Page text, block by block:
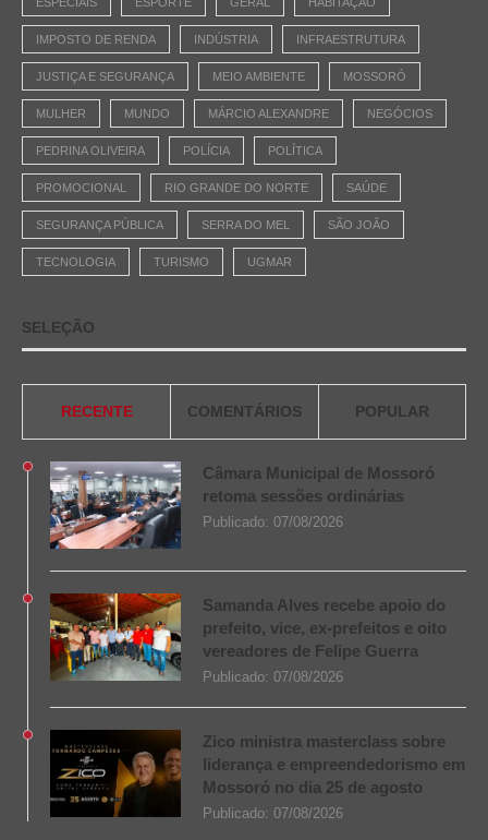
IMPOSTO DE RENDA INDÚSTRIA INFRAESTRUTURA
JUSTIÇA E SEGURANÇA MEIO AMBIENTE MOSSORÓ
MULHER MUNDO MÁRCIO ALEXANDRE NEGÓCIOS
PEDRINA OLIVEIRA POLÍCIA POLÍTICA
PROMOCIONAL RIO GRANDE DO NORTE SAÚDE
SEGURANÇA PÚBLICA SERRA DO MEL SÃO JOÃO
TECNOLOGIA TURISMO UGMAR
SELEÇÃO
RECENTE COMENTÁRIOS POPULAR
Câmara Municipal de Mossoró
retoma sessões ordinárias
Publicado: 07/08/2026
Samanda Alves recebe apoio do
prefeito, vice, ex-prefeitos e oito
vereadores de Felipe Guerra
Publicado: 07/08/2026
Zico ministra masterclass sobre
liderança e empreendedorismo em
Mossoró no dia 25 de agosto
Publicado: 07/08/2026